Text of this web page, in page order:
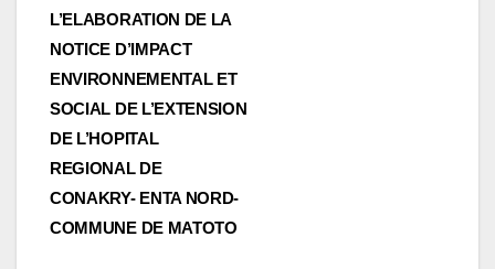
L’ELABORATION DE LA
NOTICE D’IMPACT
ENVIRONNEMENTAL ET
SOCIAL DE L’EXTENSION
DE L’HOPITAL
REGIONAL DE
CONAKRY- ENTA NORD-
COMMUNE DE MATOTO